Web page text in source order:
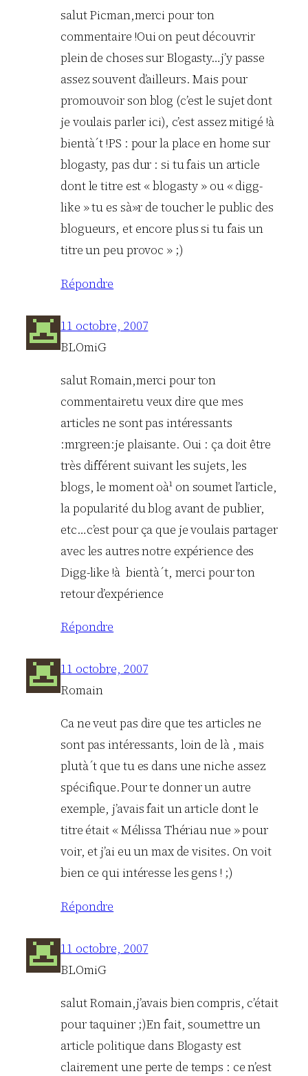
salut Picman,merci pour ton
commentaire !Oui on peut découvrir
plein de choses sur Blogasty…j’y passe
assez souvent d’ailleurs. Mais pour
promouvoir son blog (c’est le sujet dont
je voulais parler ici), c’est assez mitigé !à
bientà´t !PS : pour la place en home sur
blogasty, pas dur : si tu fais un article
dont le titre est « blogasty » ou « digg-
like » tu es sà»r de toucher le public des
blogueurs, et encore plus si tu fais un
titre un peu provoc » ;)
Répondre
11 octobre, 2007
BLOmiG
salut Romain,merci pour ton
commentairetu veux dire que mes
articles ne sont pas intéressants
:mrgreen:je plaisante. Oui : ça doit être
très différent suivant les sujets, les
blogs, le moment oà¹ on soumet l’article,
la popularité du blog avant de publier,
etc…c’est pour ça que je voulais partager
avec les autres notre expérience des
Digg-like !à bientà´t, merci pour ton
retour d’expérience
Répondre
11 octobre, 2007
Romain
Ca ne veut pas dire que tes articles ne
sont pas intéressants, loin de là , mais
plutà´t que tu es dans une niche assez
spécifique.Pour te donner un autre
exemple, j’avais fait un article dont le
titre était « Mélissa Thériau nue » pour
voir, et j’ai eu un max de visites. On voit
bien ce qui intéresse les gens ! ;)
Répondre
11 octobre, 2007
BLOmiG
salut Romain,j’avais bien compris, c’était
pour taquiner ;)En fait, soumettre un
article politique dans Blogasty est
clairement une perte de temps : ce n’est